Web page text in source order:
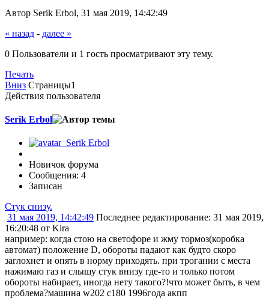
Автор Serik Erbol, 31 мая 2019, 14:42:49
« назад - далее »
0 Пользователи и 1 гость просматривают эту тему.
Печать
Вниз Страницы1
Действия пользователя
Serik Erbol
Новичок форума
Сообщения: 4
Записан
Стук снизу.
31 мая 2019, 14:42:49 Последнее редактирование: 31 мая 2019,
16:20:48 от Kira
например: когда стою на светофоре и жму тормоз(коробка
автомат) положение D, обороты падают как будто скоро
заглохнет и опять в норму приходять. при трогании с места
нажимаю газ и слышу стук внизу где-то и только потом
обороты набирает, иногда нету такого?!что может быть, в чем
проблема?машина w202 c180 1996года акпп